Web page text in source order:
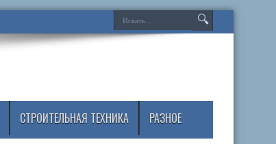
СТРОИТЕЛЬНАЯ ТЕХНИКА РАЗНОЕ